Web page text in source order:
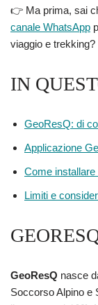
👉 Ma prima, sai
canale WhatsApp
viaggio e trekking?
IN
GeoResQ: di
Applicazione
Come installare
Limiti e
GeoResQ nasce
Soccorso Alpino e